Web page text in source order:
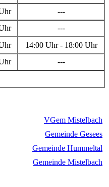
---
---
14:00 Uhr - 18:00 Uhr
---
VGem Mistelbach
Gemeinde Gesees
Gemeinde Hummeltal
Gemeinde Mistelbach